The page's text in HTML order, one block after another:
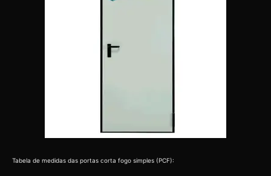
Tabela de medidas das portas corta fogo simples (PCF):